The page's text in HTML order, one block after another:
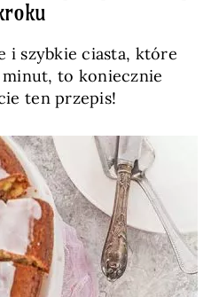
i szybkie ciasta, które
to koniecznie
ten przepis!